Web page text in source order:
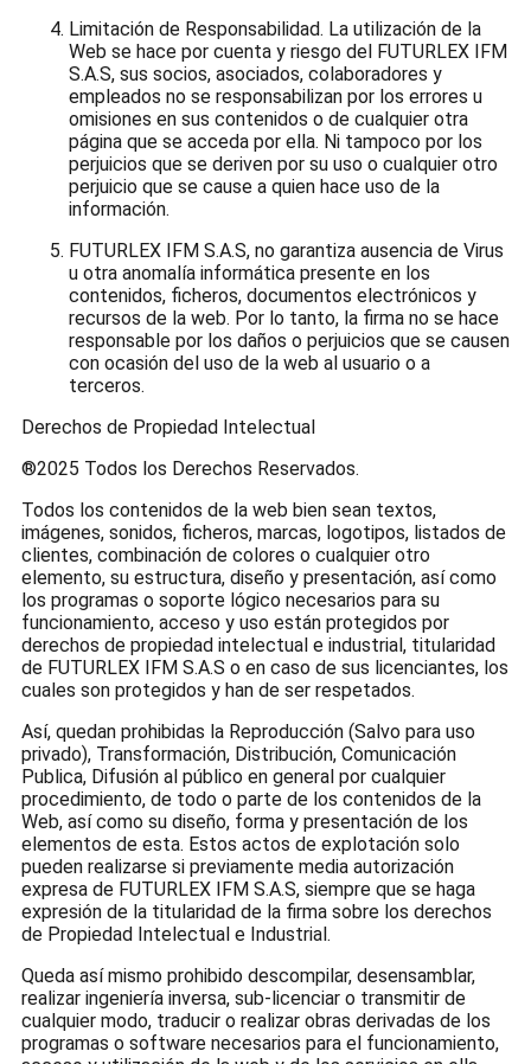
Limitación de Responsabilidad. La utilización de la
Web se hace por cuenta y riesgo del FUTURLEX IFM
S.A.S, sus socios, asociados, colaboradores y
empleados no se responsabilizan por los errores u
omisiones en sus contenidos o de cualquier otra
página que se acceda por ella. Ni tampoco por los
perjuicios que se deriven por su uso o cualquier otro
perjuicio que se cause a quien hace uso de la
información.
FUTURLEX IFM S.A.S, no garantiza ausencia de Virus
u otra anomalía informática presente en los
contenidos, ficheros, documentos electrónicos y
recursos de la web. Por lo tanto, la firma no se hace
responsable por los daños o perjuicios que se causen
con ocasión del uso de la web al usuario o a
terceros.
Derechos de Propiedad Intelectual
®2025 Todos los Derechos Reservados.
Todos los contenidos de la web bien sean textos,
imágenes, sonidos, ficheros, marcas, logotipos, listados de
clientes, combinación de colores o cualquier otro
elemento, su estructura, diseño y presentación, así como
los programas o soporte lógico necesarios para su
funcionamiento, acceso y uso están protegidos por
derechos de propiedad intelectual e industrial, titularidad
de FUTURLEX IFM S.A.S o en caso de sus licenciantes, los
cuales son protegidos y han de ser respetados.
Así, quedan prohibidas la Reproducción (Salvo para uso
privado), Transformación, Distribución, Comunicación
Publica, Difusión al público en general por cualquier
procedimiento, de todo o parte de los contenidos de la
Web, así como su diseño, forma y presentación de los
elementos de esta. Estos actos de explotación solo
pueden realizarse si previamente media autorización
expresa de FUTURLEX IFM S.A.S, siempre que se haga
expresión de la titularidad de la firma sobre los derechos
de Propiedad Intelectual e Industrial.
Queda así mismo prohibido descompilar, desensamblar,
realizar ingeniería inversa, sub-licenciar o transmitir de
cualquier modo, traducir o realizar obras derivadas de los
programas o software necesarios para el funcionamiento,